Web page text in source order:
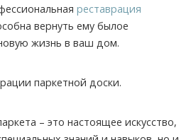
реставрация
вернуть ему былое
жизнь в ваш дом.
паркетной доски.
– это настоящее искусство,